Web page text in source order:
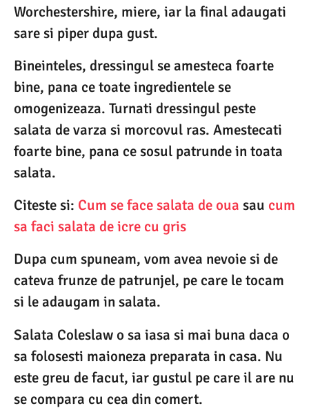
Worchestershire, miere, iar la final adaugati
sare si piper dupa gust.
Bineinteles, dressingul se amesteca foarte
bine, pana ce toate ingredientele se
omogenizeaza. Turnati dressingul peste
salata de varza si morcovul ras. Amestecati
foarte bine, pana ce sosul patrunde in toata
salata.
Citeste si: Cum se face salata de oua sau cum
sa faci salata de icre cu gris
Dupa cum spuneam, vom avea nevoie si de
cateva frunze de patrunjel, pe care le tocam
si le adaugam in salata.
Salata Coleslaw o sa iasa si mai buna daca o
sa folosesti maioneza preparata in casa. Nu
este greu de facut, iar gustul pe care il are nu
se compara cu cea din comert.